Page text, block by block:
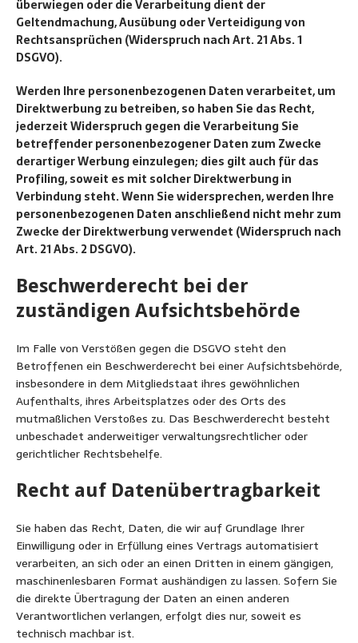
überwiegen oder die Verarbeitung dient der
Geltendmachung, Ausübung oder Verteidigung von
Rechtsansprüchen (Widerspruch nach Art. 21 Abs. 1
DSGVO).
Werden Ihre personenbezogenen Daten verarbeitet, um
Direktwerbung zu betreiben, so haben Sie das Recht,
jederzeit Widerspruch gegen die Verarbeitung Sie
betreffender personenbezogener Daten zum Zwecke
derartiger Werbung einzulegen; dies gilt auch für das
Profiling, soweit es mit solcher Direktwerbung in
Verbindung steht. Wenn Sie widersprechen, werden Ihre
personenbezogenen Daten anschließend nicht mehr zum
Zwecke der Direktwerbung verwendet (Widerspruch nach
Art. 21 Abs. 2 DSGVO).
Beschwerderecht bei der
zuständigen Aufsichtsbehörde
Im Falle von Verstößen gegen die DSGVO steht den
Betroffenen ein Beschwerderecht bei einer Aufsichtsbehörde,
insbesondere in dem Mitgliedstaat ihres gewöhnlichen
Aufenthalts, ihres Arbeitsplatzes oder des Orts des
mutmaßlichen Verstoßes zu. Das Beschwerderecht besteht
unbeschadet anderweitiger verwaltungsrechtlicher oder
gerichtlicher Rechtsbehelfe.
Recht auf Datenübertragbarkeit
Sie haben das Recht, Daten, die wir auf Grundlage Ihrer
Einwilligung oder in Erfüllung eines Vertrags automatisiert
verarbeiten, an sich oder an einen Dritten in einem gängigen,
maschinenlesbaren Format aushändigen zu lassen. Sofern Sie
die direkte Übertragung der Daten an einen anderen
Verantwortlichen verlangen, erfolgt dies nur, soweit es
technisch machbar ist.